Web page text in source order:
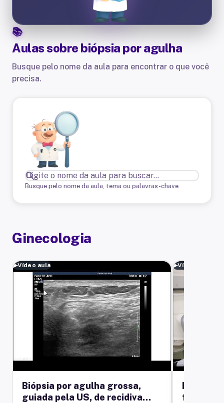
Aulas sobre biópsia por agulha
Busque pelo nome da aula para encontrar o que você
precisa.
Busque pelo nome da aula, tema ou palavras-chave
Ginecologia
▶Vídeo aula
Biópsia por agulha grossa,
guiada pela US, de recidiva
▶Vídeo aula